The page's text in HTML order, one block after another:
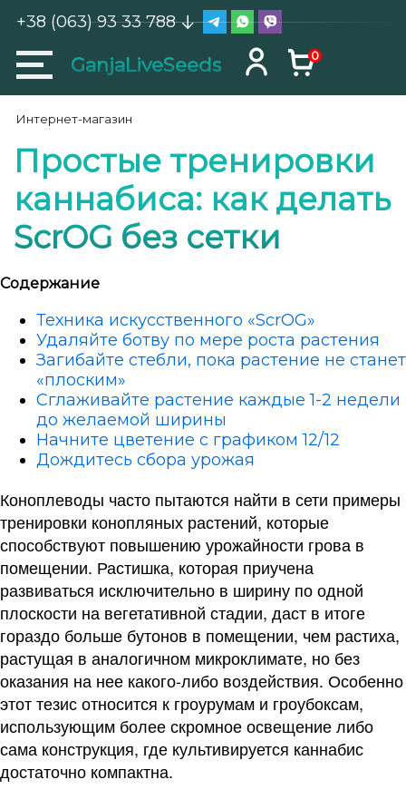
+38 (063) 93 33 788
GanjaLiveSeeds 0
Интернет-магазин
Простые тренировки
каннабиса: как делать
ScrOG без сетки
Содержание
Техника искусственного «ScrOG»
Удаляйте ботву по мере роста растения
Загибайте стебли, пока растение не станет
«плоским»
Сглаживайте растение каждые 1-2 недели
до желаемой ширины
Начните цветение с графиком 12/12
Дождитесь сбора урожая
Коноплеводы часто пытаются найти в сети примеры
тренировки конопляных растений, которые
способствуют повышению урожайности грова в
помещении. Растишка, которая приучена
развиваться исключительно в ширину по одной
плоскости на вегетативной стадии, даст в итоге
гораздо больше бутонов в помещении, чем растиха,
растущая в аналогичном микроклимате, но без
оказания на нее какого-либо воздействия. Особенно
этот тезис относится к гроурумам и гроубоксам,
использующим более скромное освещение либо
сама конструкция, где культивируется каннабис
достаточно компактна.